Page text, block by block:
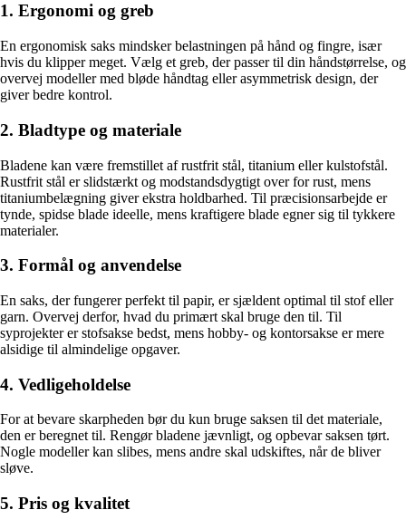
1. Ergonomi og greb
En ergonomisk saks mindsker belastningen på hånd og fingre, især
hvis du klipper meget. Vælg et greb, der passer til din håndstørrelse, og
overvej modeller med bløde håndtag eller asymmetrisk design, der
giver bedre kontrol.
2. Bladtype og materiale
Bladene kan være fremstillet af rustfrit stål, titanium eller kulstofstål.
Rustfrit stål er slidstærkt og modstandsdygtigt over for rust, mens
titaniumbelægning giver ekstra holdbarhed. Til præcisionsarbejde er
tynde, spidse blade ideelle, mens kraftigere blade egner sig til tykkere
materialer.
3. Formål og anvendelse
En saks, der fungerer perfekt til papir, er sjældent optimal til stof eller
garn. Overvej derfor, hvad du primært skal bruge den til. Til
syprojekter er stofsakse bedst, mens hobby- og kontorsakse er mere
alsidige til almindelige opgaver.
4. Vedligeholdelse
For at bevare skarpheden bør du kun bruge saksen til det materiale,
den er beregnet til. Rengør bladene jævnligt, og opbevar saksen tørt.
Nogle modeller kan slibes, mens andre skal udskiftes, når de bliver
sløve.
5. Pris og kvalitet